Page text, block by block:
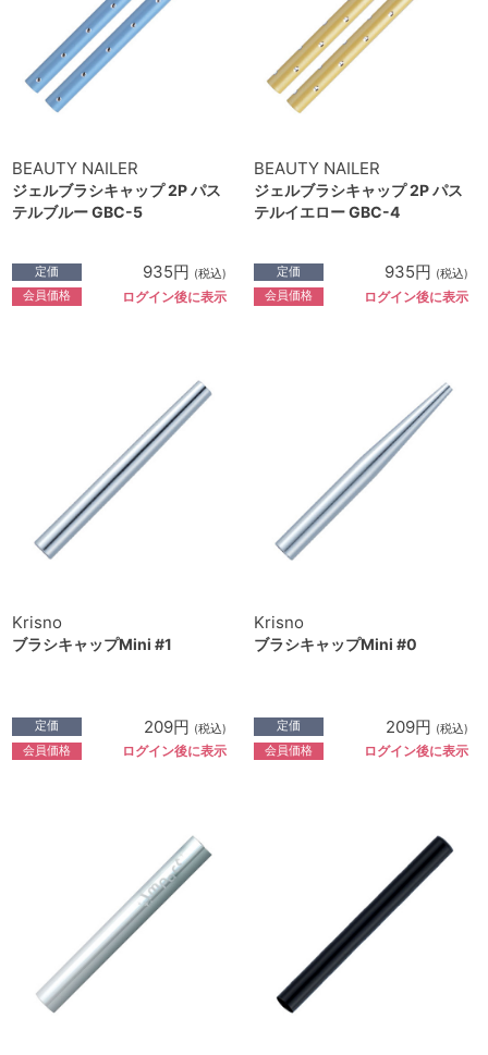
BEAUTY NAILER
ジェルブラシキャップ 2P パス
テルブルー GBC-5
定価 935円 (税込)
会員価格 ログイン後に表示
BEAUTY NAILER
ジェルブラシキャップ 2P パス
テルイエロー GBC-4
定価 935円 (税込)
会員価格 ログイン後に表示
Krisno
ブラシキャップMini #1
定価 209円 (税込)
会員価格 ログイン後に表示
Krisno
ブラシキャップMini #0
定価 209円 (税込)
会員価格 ログイン後に表示